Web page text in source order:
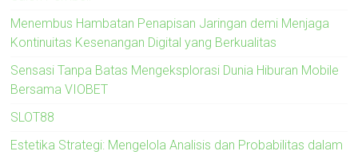
Menembus Hambatan Penapisan Jaringan demi Menjaga
Kontinuitas Kesenangan Digital yang Berkualitas
Sensasi Tanpa Batas Mengeksplorasi Dunia Hiburan Mobile
Bersama VIOBET
SLOT88
Estetika Strategi: Mengelola Analisis dan Probabilitas dalam